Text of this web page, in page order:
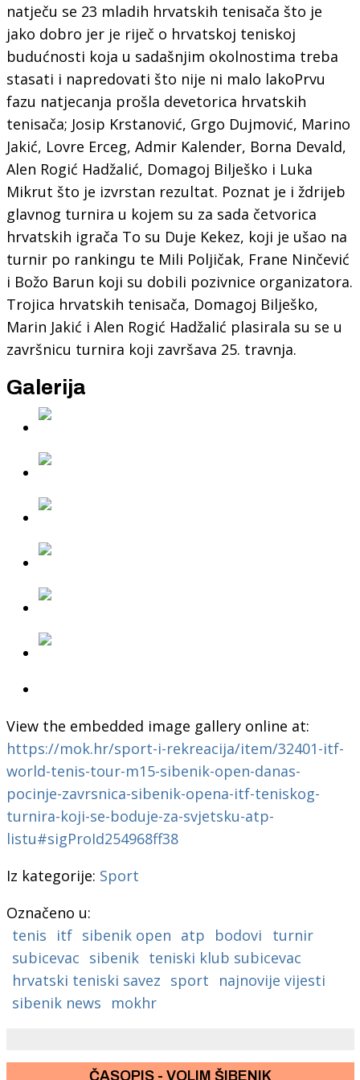
natječu se 23 mladih hrvatskih tenisača što je
jako dobro jer je riječ o hrvatskoj teniskoj
budućnosti koja u sadašnjim okolnostima treba
stasati i napredovati što nije ni malo lakoPrvu
fazu natjecanja prošla devetorica hrvatskih
tenisača; Josip Krstanović, Grgo Dujmović, Marino
Jakić, Lovre Erceg, Admir Kalender, Borna Devald,
Alen Rogić Hadžalić, Domagoj Bilješko i Luka
Mikrut što je izvrstan rezultat. Poznat je i ždrijeb
glavnog turnira u kojem su za sada četvorica
hrvatskih igrača To su Duje Kekez, koji je ušao na
turnir po rankingu te Mili Poljičak, Frane Ninčević
i Božo Barun koji su dobili pozivnice organizatora.
Trojica hrvatskih tenisača, Domagoj Bilješko,
Marin Jakić i Alen Rogić Hadžalić plasirala su se u
završnicu turnira koji završava 25. travnja.
Galerija
View the embedded image gallery online at:
https://mok.hr/sport-i-rekreacija/item/32401-itf-
world-tenis-tour-m15-sibenik-open-danas-
pocinje-zavrsnica-sibenik-opena-itf-teniskog-
turnira-koji-se-boduje-za-svjetsku-atp-
listu#sigProId254968ff38
Iz kategorije: Sport
Označeno u:
tenis
itf sibenik open atp bodovi
turnir
subicevac sibenik teniski klub subicevac
hrvatski teniski savez sport
najnovije vijesti
sibenik news
mokhr
ČASOPIS - VOLIM ŠIBENIK